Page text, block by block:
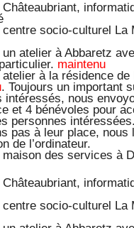
socio-culturel La
atelier à Abbaretz
maintenu
à la résidence de
. Toujours un important
intéressés, nous
et 4 bénévoles pour
personnes
pas à leur place, nous
de l’ordinateur.
des services à
socio-culturel La